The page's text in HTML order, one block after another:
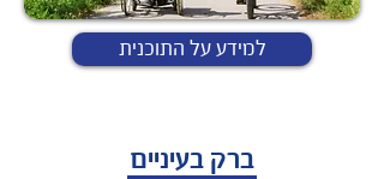
למידע על התוכנית
ברק בעיניים